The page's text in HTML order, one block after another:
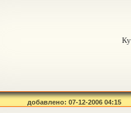
добавлено: 07-12-2006 04:15